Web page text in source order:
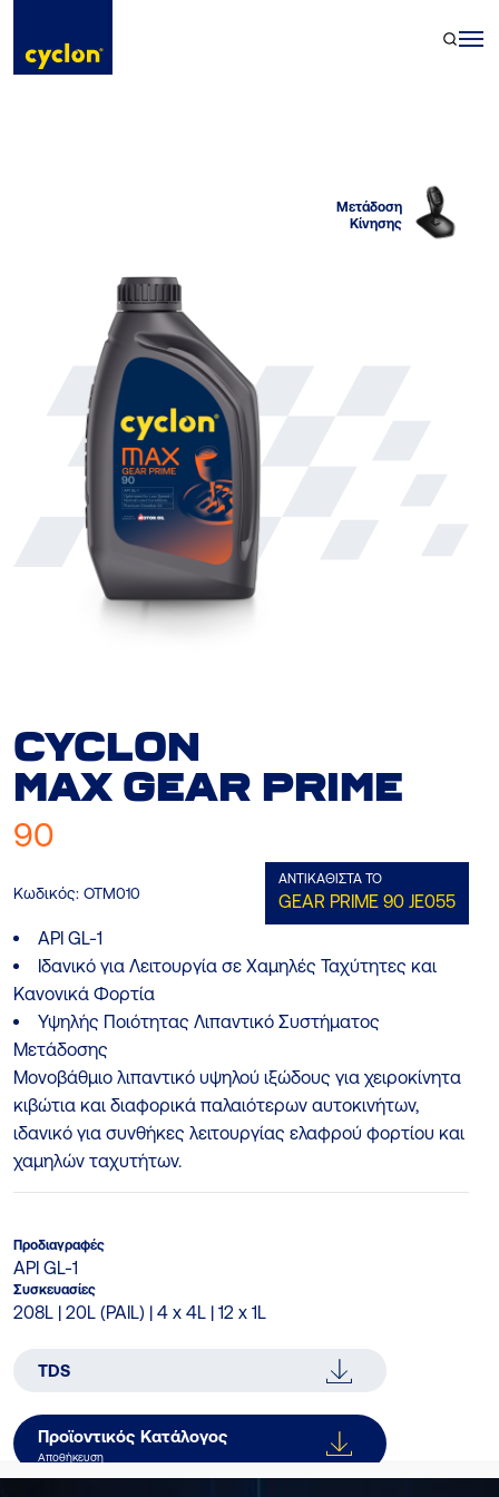
content
Μετάδοση
Κίνησης
CYCLON
MAX GEAR PRIME
90
Κωδικός: OTM010
AΝΤΙΚΑΘΙΣΤΆ ΤΟ
GEAR PRIME 90 JE055
API GL-1
Ιδανικό για Λειτουργία σε Χαμηλές Ταχύτητες και
Κανονικά Φορτία
Υψηλής Ποιότητας Λιπαντικό Συστήματος
Μετάδοσης
Μονοβάθμιο λιπαντικό υψηλού ιξώδους για χειροκίνητα
κιβώτια και διαφορικά παλαιότερων αυτοκινήτων,
ιδανικό για συνθήκες λειτουργίας ελαφρού φορτίου και
χαμηλών ταχυτήτων.
Προδιαγραφές
API GL-1
Συσκευασίες
208L | 20L (PAIL) | 4 x 4L | 12 x 1L
TDS
Προϊοντικός Κατάλογος
Αποθήκευση